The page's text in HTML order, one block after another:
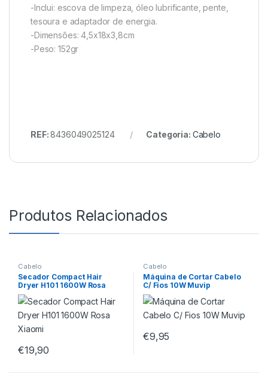
-Inclui: escova de limpeza, óleo lubrificante, pente,
tesoura e adaptador de energia.
-Dimensões: 4,5x18x3,8cm
-Peso: 152gr
REF:8436049025124 Categoria: Cabelo
Produtos Relacionados
Cabelo
Secador Compact Hair
Dryer H101 1600W Rosa
Xiaomi
€19,90
Cabelo
Máquina de Cortar Cabelo
C/ Fios 10W Muvip
€9,95